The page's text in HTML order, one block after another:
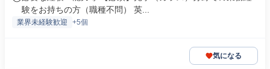
験をお持ちの方（職種不問） 英...
業界未経験歓迎 +5個
気になる